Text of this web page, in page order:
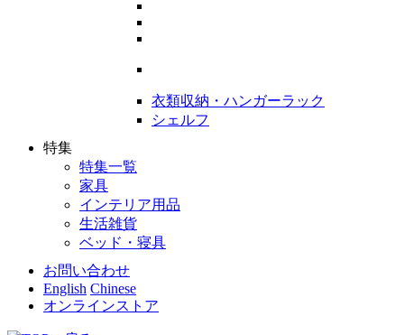
衣類収納・ハンガーラック
シェルフ
特集
特集一覧
家具
インテリア用品
生活雑貨
ベッド・寝具
お問い合わせ
English Chinese
オンラインストア